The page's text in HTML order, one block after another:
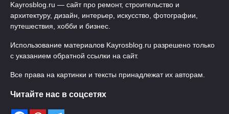
Kayrosblog.ru — сайт про ремонт, строительство и
архитектуру, дизайн, интерьер, искусство, фотографии,
путешествия, хобби и бизнес.
Использование материалов Kayrosblog.ru разрешено только
с указанием обратной ссылки на сайт.
Все права на картинки и тексты принадлежат их авторам.
Читайте нас в соцсетях